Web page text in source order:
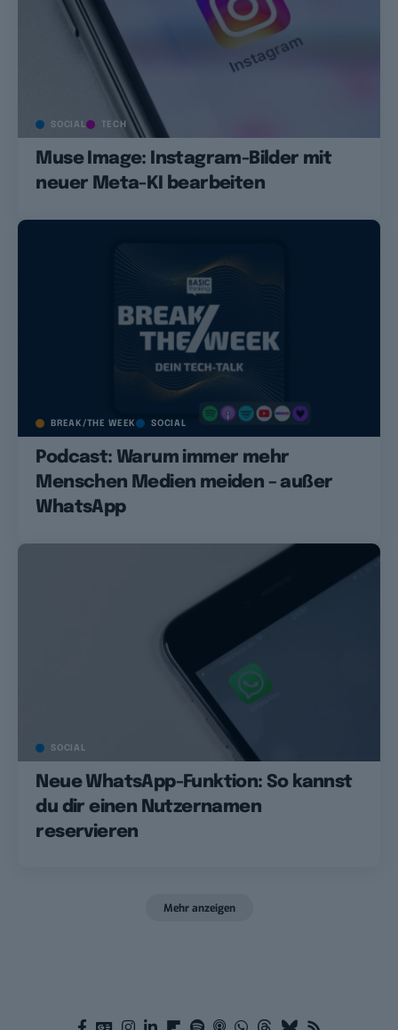
SOCIAL TECH
Muse Image: Instagram-Bilder mit
neuer Meta-KI bearbeiten
BREAK/THE WEEK SOCIAL
Podcast: Warum immer mehr
Menschen Medien meiden – außer
WhatsApp
SOCIAL
Neue WhatsApp-Funktion: So kannst
du dir einen Nutzernamen
reservieren
Mehr anzeigen